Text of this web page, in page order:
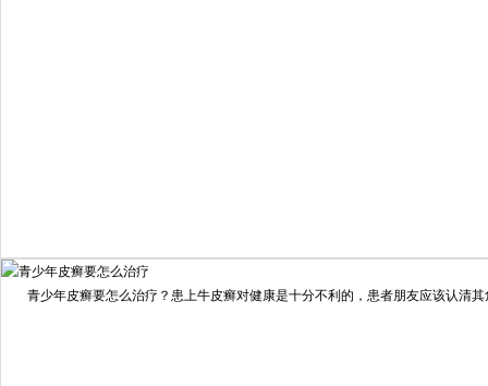
我要咨询我要预约
擅长：住院部主任 【个人简介】 肖建华，成都银康银屑病...
青少年皮癣要怎么治疗？患上牛皮癣对健康是十分不利的，患者朋友应该认清其